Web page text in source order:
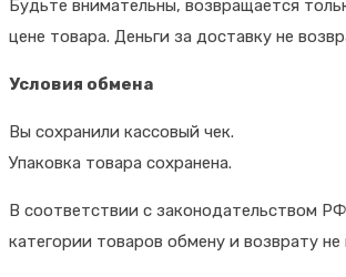
Будьте внимательны, возвращается
цене товара. Деньги за доставку не
Условия обмена
Вы сохранили кассовый чек.
Упаковка товара сохранена.
В соответствии с законодательством
категории товаров обмену и возврату